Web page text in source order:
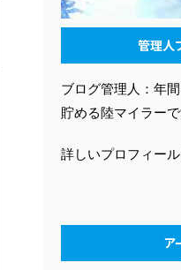
管理人
ブログ管理人：年
貯める陸マイラーで
詳しいプロフィー
ア